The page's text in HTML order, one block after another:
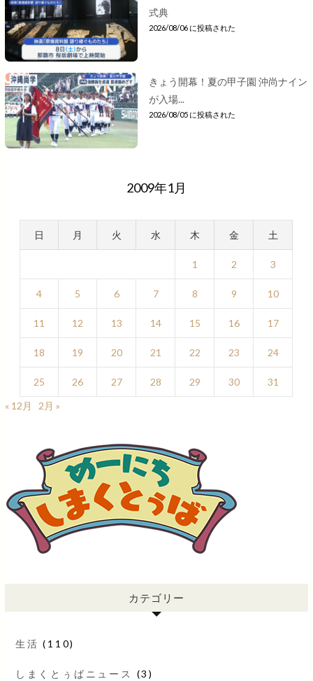
式典
2026/08/06 に投稿された
きょう開幕！夏の甲子園 沖尚ナイン
が入場...
2026/08/05 に投稿された
2009年1月
日 月 火 水 木 金 土
1 2 3
4 5 6 7 8 9 10
11 12 13 14 15 16 17
18 19 20 21 22 23 24
25 26 27 28 29 30
31
« 12月
2月 »
カテゴリー
生活 (110)
しまくとぅばニュース (3)